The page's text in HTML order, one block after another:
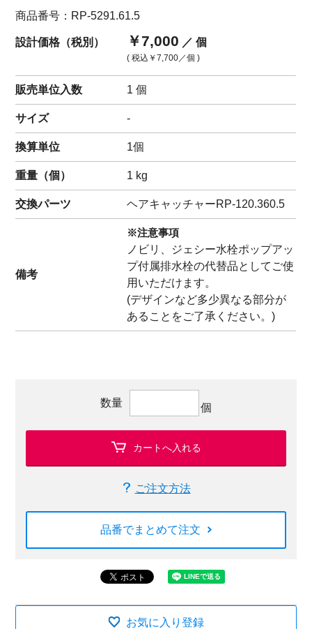
商品番号：RP-5291.61.5
設計価格（税別） ￥7,000 ／ 個
( 税込 ￥7,700／個 )
販売単位入数 1 個
サイズ -
換算単位 1個
重量（個 ） 1 kg
交換パーツ ヘアキャッチャーRP-120.360.5
備考
※注意事項
ノビリ、ジェシー水栓ポップアッ
プ付属排水栓の代替品としてご使
用いただけます。
(デザインなど多少異なる部分が
あることをご了承ください。)
数量 個
カートへ入れる
ご注文方法
品番でまとめて注文
お気に入り登録